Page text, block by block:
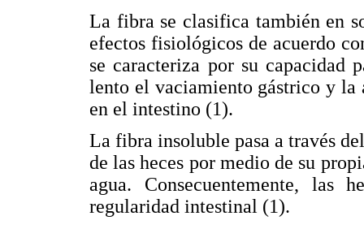
La fibra se clasifica también en
efectos fisiológicos de acuerdo
se caracteriza por su capacidad
lento el vaciamiento gástrico y la
en el intestino (1).
La fibra insoluble pasa a través
de las heces por medio de su
agua. Consecuentemente, las
regularidad intestinal (1).